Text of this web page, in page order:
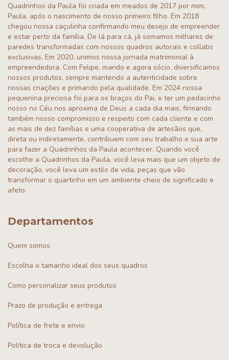
Quadrinhos da Paula foi criada em meados de 2017 por mim,
Paula, após o nascimento de nosso primeiro filho. Em 2018
chegou nossa caçulinha confirmando meu desejo de empreender
e estar perto da família. De lá para cá, já somamos milhares de
paredes transformadas com nossos quadros autorais e collabs
exclusivas. Em 2020, unimos nossa jornada matrimonial à
empreendedora. Com Felipe, marido e agora sócio, diversificamos
nossos produtos, sempre mantendo a autenticidade sobre
nossas criações e primando pela qualidade. Em 2024 nossa
pequenina preciosa foi para os braços do Pai, e ter um pedacinho
nosso no Céu nos aproxima de Deus a cada dia mais, firmando
também nosso compromisso e respeito com cada cliente e com
as mais de dez famílias e uma cooperativa de artesãos que,
direta ou indiretamente, contribuem com seu trabalho e sua arte
para fazer a Quadrinhos da Paula acontecer. Quando você
escolhe a Quadrinhos da Paula, você leva mais que um objeto de
decoração, você leva um estilo de vida, peças que vão
transformar o quartinho em um ambiente cheio de significado e
afeto.
Departamentos
Quem somos
Escolha o tamanho ideal dos seus quadros
Como personalizar seus produtos
Prazo de produção e entrega
Política de frete e envio
Política de troca e devolução